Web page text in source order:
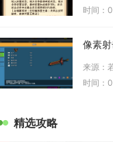
时间：
像素
来源：
时间：
精选攻略